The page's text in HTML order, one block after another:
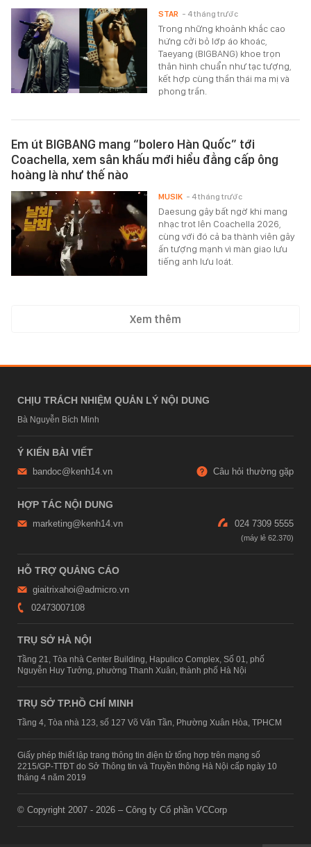
Trong những khoảnh khắc cao
hứng cởi bỏ lớp áo khoác,
Taeyang (BIGBANG) khoe trọn
thân hình chuẩn như tạc tượng,
kết hợp cùng thần thái ma mị và
phong trần.
STAR - 4 tháng trước
Em út BIGBANG mang “bolero Hàn Quốc” tới
Coachella, xem sân khấu mới hiểu đẳng cấp ông
hoàng là như thế nào
Daesung gây bất ngờ khi mang
nhạc trot lên Coachella 2026,
cùng với đó cả ba thành viên gây
ấn tượng mạnh vì màn giao lưu
tiếng anh lưu loát.
MUSIK - 4 tháng trước
Xem thêm
CHỊU TRÁCH NHIỆM QUẢN LÝ NỘI DUNG
Bà Nguyễn Bích Minh
Ý KIẾN BÀI VIẾT
bandoc@kenh14.vn Câu hỏi thường gặp
HỢP TÁC NỘI DUNG
marketing@kenh14.vn 024 7309 5555
HỖ TRỢ QUẢNG CÁO
giaitrixahoi@admicro.vn
02473007108
TRỤ SỞ HÀ NỘI
Tầng 21, Tòa nhà Center Building, Hapulico Complex, Số 01, phố
Nguyễn Huy Tưởng, phường Thanh Xuân, thành phố Hà Nội
TRỤ SỞ TP.HỒ CHÍ MINH
Tầng 4, Tòa nhà 123, số 127 Võ Văn Tần, Phường Xuân Hòa, TPHCM
Giấy phép thiết lập trang thông tin điện tử tổng hợp trên mạng số
2215/GP-TTĐT do Sở Thông tin và Truyền thông Hà Nội cấp ngày 10
tháng 4 năm 2019
© Copyright 2007 - 2026 – Công ty Cổ phần VCCorp